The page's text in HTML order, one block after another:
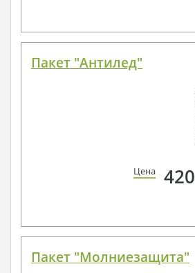
Пакет "Антилед"
Цена 420
Пакет "Молниезащита"